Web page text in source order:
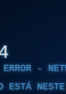
-
ESTÁ